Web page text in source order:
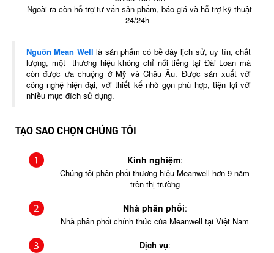
- Ngoài ra còn hỗ trợ tư vấn sản phẩm, báo giá và hỗ trợ kỹ thuật
24/24h
Nguồn Mean Well là sản phẩm có bề dày lịch sử, uy tín, chất
lượng, một thương hiệu không chỉ nổi tiếng tại Đài Loan mà
còn được ưa chuộng ở Mỹ và Châu Âu. Được sản xuất với
công nghệ hiện đại, với thiết kế nhỏ gọn phù hợp, tiện lợi với
nhiều mục đích sử dụng.
TẠO SAO CHỌN CHÚNG TÔI
Kinh nghiệm:
Chúng tôi phân phối thương hiệu Meanwell hơn 9 năm
trên thị trường
Nhà phân phối:
Nhà phân phối chính thức của Meanwell tại Việt Nam
Dịch vụ: